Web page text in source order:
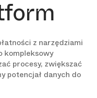
z narzędziami
kompleksowy
procesy, zwiększać
potencjał danych do